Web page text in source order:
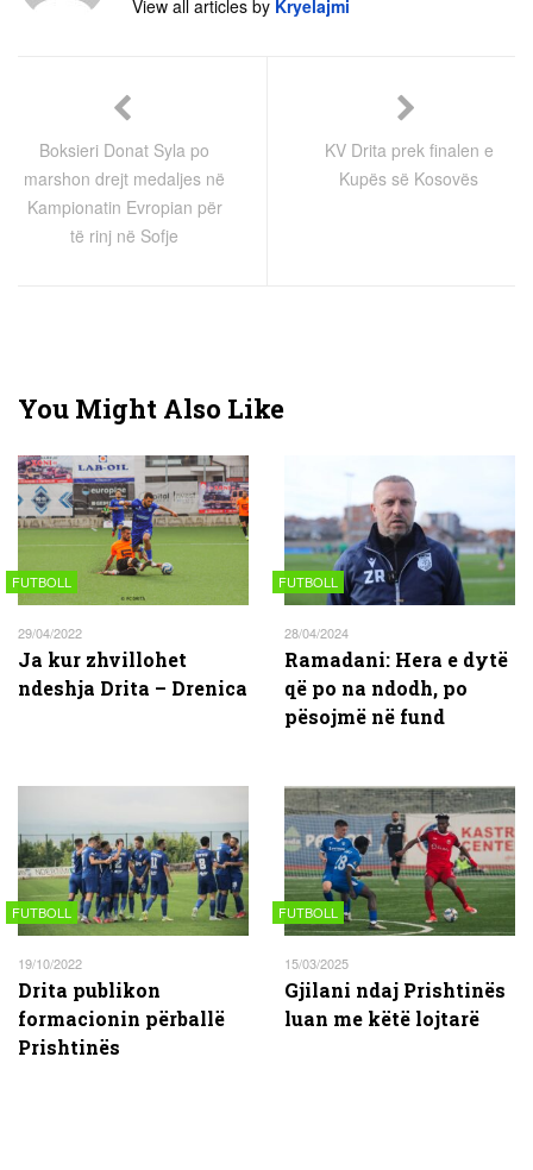
View all articles by Kryelajmi
Boksieri Donat Syla po
marshon drejt medaljes në
Kampionatin Evropian për
të rinj në Sofje
KV Drita prek finalen e
Kupës së Kosovës
You Might Also Like
FUTBOLL
29/04/2022
Ja kur zhvillohet
ndeshja Drita – Drenica
FUTBOLL
28/04/2024
Ramadani: Hera e dytë
që po na ndodh, po
pësojmë në fund
FUTBOLL
19/10/2022
Drita publikon
formacionin përballë
Prishtinës
FUTBOLL
15/03/2025
Gjilani ndaj Prishtinës
luan me këtë lojtarë